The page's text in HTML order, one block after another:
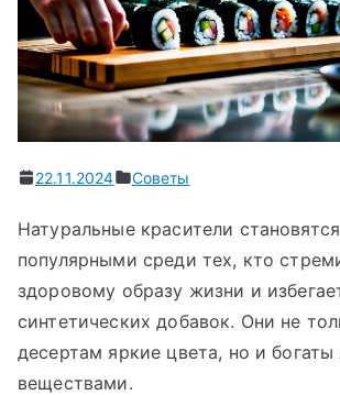
22.11.2024 Советы
Натуральные красители
популярными среди тех, кто
здоровому образу жизни и
синтетических добавок. Они не
десертам яркие цвета, но и
веществами.